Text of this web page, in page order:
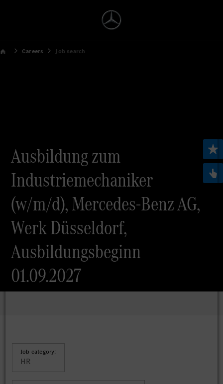
Careers Job search
Ausbildung zum
Industriemechaniker
(w/m/d), Mercedes-Benz AG,
Werk Düsseldorf,
Ausbildungsbeginn
01.09.2027
Job category:
HR